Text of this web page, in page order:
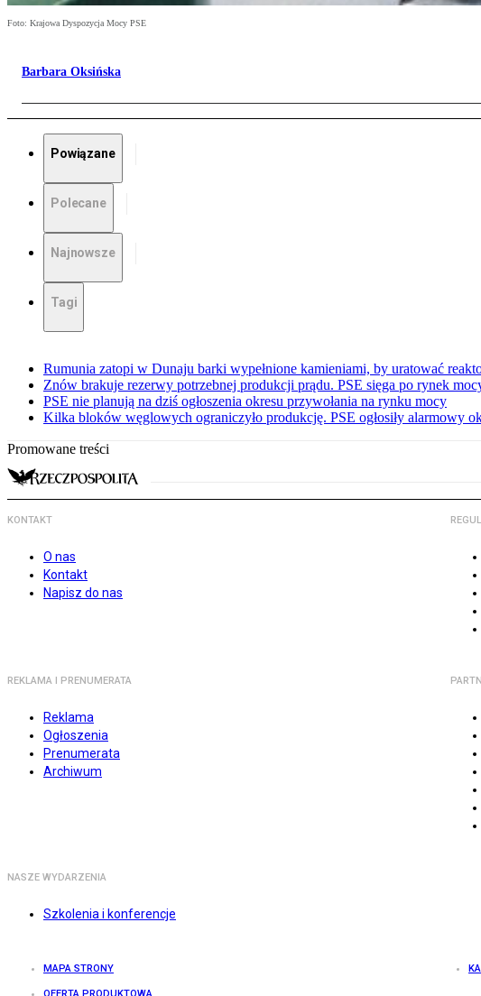
Foto: Krajowa Dyspozycja Mocy PSE
Barbara Oksińska
Powiązane
Polecane
Najnowsze
Tagi
Rumunia zatopi w Dunaju barki wypełnione kamieniami, by uratować
Znów brakuje rezerwy potrzebnej produkcji prądu. PSE sięga po rynek
PSE nie planują na dziś ogłoszenia okresu przywołania na rynku mocy
Kilka bloków węglowych ograniczyło produkcję. PSE ogłosiły alarmowy
Promowane treści
KONTAKT
O nas
Kontakt
Napisz do nas
REKLAMA I PRENUMERATA
Reklama
Ogłoszenia
Prenumerata
Archiwum
NASZE WYDARZENIA
Szkolenia i konferencje
MAPA STRONY